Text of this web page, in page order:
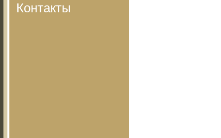
Контакты